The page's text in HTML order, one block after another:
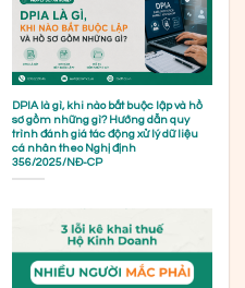
DPIA là gì, khi nào bắt buộc lập và hồ
sơ gồm những gì? Hướng dẫn quy
trình đánh giá tác động xử lý dữ liệu
cá nhân theo Nghị định
356/2025/NĐ-CP